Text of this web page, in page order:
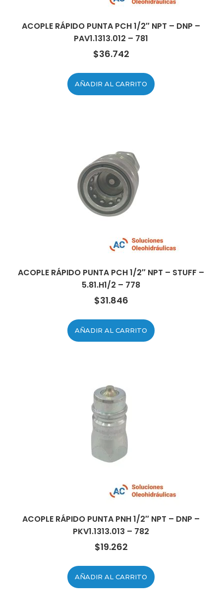
ACOPLE RÁPIDO PUNTA PCH 1/2″ NPT – DNP –
PAV1.1313.012 – 781
$36.742
AÑADIR AL CARRITO
ACOPLE RÁPIDO PUNTA PCH 1/2″ NPT – STUFF –
5.81.H1/2 – 778
$31.846
AÑADIR AL CARRITO
ACOPLE RÁPIDO PUNTA PNH 1/2″ NPT – DNP –
PKV1.1313.013 – 782
$19.262
AÑADIR AL CARRITO